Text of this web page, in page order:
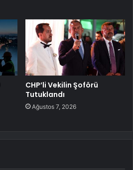
CHP’li Vekilin Şoförü
Tutuklandı
Ağustos 7, 2026